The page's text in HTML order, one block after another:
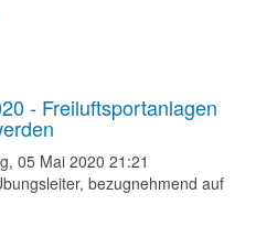
- Freiluftsportanlagen
05 Mai 2020 21:21
bezugnehmend auf